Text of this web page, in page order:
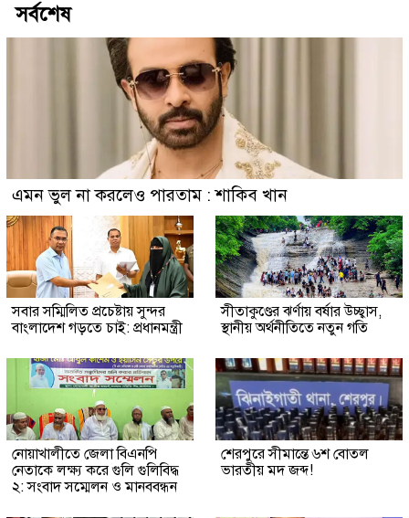
সর্বশেষ
এমন ভুল না করলেও পারতাম : শাকিব খান
সবার সম্মিলিত প্রচেষ্টায় সুন্দর
বাংলাদেশ গড়তে চাই: প্রধানমন্ত্রী
সীতাকুণ্ডের ঝর্ণায় বর্ষার উচ্ছ্বাস,
স্থানীয় অর্থনীতিতে নতুন গতি
নোয়াখালীতে জেলা বিএনপি
নেতাকে লক্ষ্য করে গুলি গুলিবিদ্ধ
২: সংবাদ সম্মেলন ও মানববন্ধন
শেরপুরে সীমান্তে ৬শ বোতল
ভারতীয় মদ জব্দ!